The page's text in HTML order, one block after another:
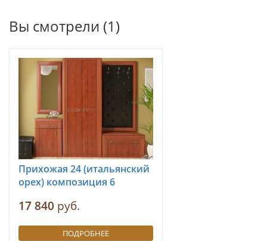
Вы смотрели (1)
Прихожая 24 (итальянский
орех) композиция 6
17 840 руб.
ПОДРОБНЕЕ